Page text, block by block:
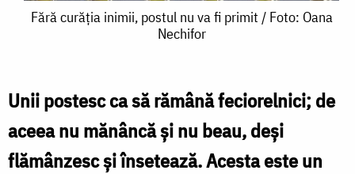
Fără
postul
nu
va
Fără curăția inimii, postul nu va fi primit / Foto: Oana
Nechifor
Unii postesc ca să rămână feciorelnici; de
aceea nu mănâncă și nu beau, deși
flămânzesc și însetează. Acesta este un